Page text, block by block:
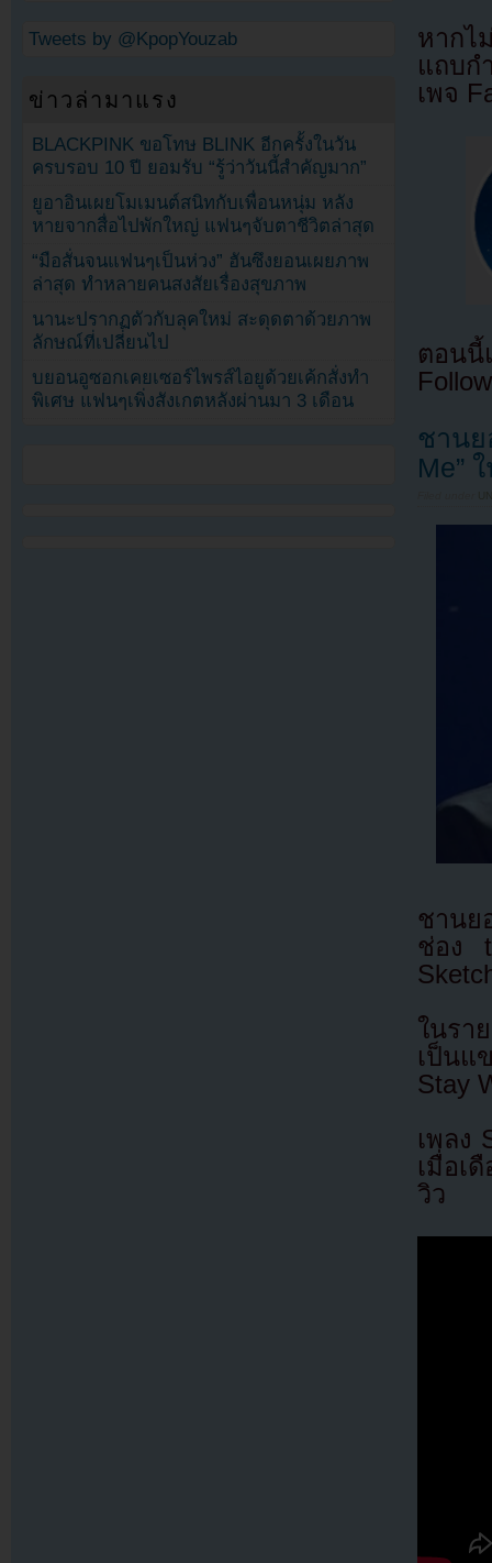
หากไ
แถบก
เพจ
ตอนนี้
ชานย
Me”
ชานย
ช่อง
ในรา
เป็นแ
Stay
เพลง
เมื่อเ
วิว
Tweets by @KpopYouzab
ข่าวล่ามาแรง
BLACKPINK ขอโทษ BLINK อีกครั้งในวัน
ครบรอบ 10 ปี ยอมรับ “รู้ว่าวันนี้สำคัญมาก”
ยูอาอินเผยโมเมนต์สนิทกับเพื่อนหนุ่ม หลัง
หายจากสื่อไปพักใหญ่ แฟนๆจับตาชีวิตล่าสุด
“มือสั่นจนแฟนๆเป็นห่วง” ฮันซึงยอนเผยภาพ
ล่าสุด ทำหลายคนสงสัยเรื่องสุขภาพ
นานะปรากฏตัวกับลุคใหม่ สะดุดตาด้วยภาพ
ลักษณ์ที่เปลี่ยนไป
บยอนอูซอกเคยเซอร์ไพรส์ไอยูด้วยเค้กสั่งทำ
พิเศษ แฟนๆเพิ่งสังเกตหลังผ่านมา 3 เดือน